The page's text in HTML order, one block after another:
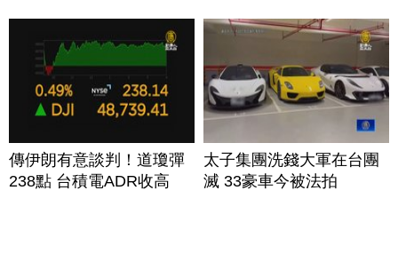
傳伊朗有意談判！道瓊彈
238點 台積電ADR收高
太子集團洗錢大軍在台團
滅 33豪車今被法拍